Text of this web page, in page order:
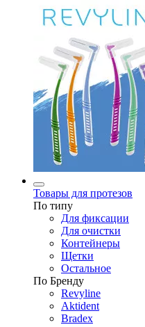
Товары для протезов
По типу
Для фиксации
Для очистки
Контейнеры
Щетки
Остальное
По Бренду
Revyline
Aktident
Bradex